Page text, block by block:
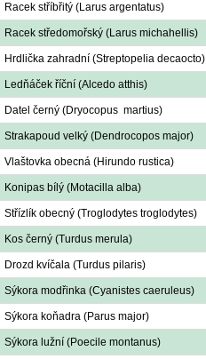
Racek stříbřitý (Larus argentatus)
Racek středomořský (Larus michahellis)
Hrdlička zahradní (Streptopelia decaocto)
Ledňáček říční (Alcedo atthis)
Datel černý (Dryocopus martius)
Strakapoud velký (Dendrocopos major)
Vlaštovka obecná (Hirundo rustica)
Konipas bílý (Motacilla alba)
Střízlík obecný (Troglodytes troglodytes)
Kos černý (Turdus merula)
Drozd kvíčala (Turdus pilaris)
Sýkora modřinka (Cyanistes caeruleus)
Sýkora koňadra (Parus major)
Sýkora lužní (Poecile montanus)